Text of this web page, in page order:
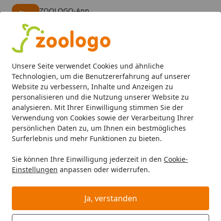
Unsere Seite verwendet Cookies und ähnliche
Technologien, um die Benutzererfahrung auf unserer
Website zu verbessern, Inhalte und Anzeigen zu
personalisieren und die Nutzung unserer Website zu
analysieren. Mit Ihrer Einwilligung stimmen Sie der
Verwendung von Cookies sowie der Verarbeitung Ihrer
persönlichen Daten zu, um Ihnen ein bestmögliches
Surferlebnis und mehr Funktionen zu bieten.
Sie können Ihre Einwilligung jederzeit in den Cookie-
Einstellungen anpassen oder widerrufen.
Ja, verstanden
ZOOLOGO-App
Alle Produkte
Mein Konto
Suchen
Startseite
Katze Katzenfutter Trockenfutter Brit Care
Brit Care getreidefrei Sensitive
Allergy Management